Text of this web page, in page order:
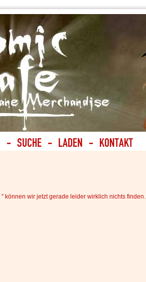
" können wir jetzt gerade leider wirklich nichts finden.